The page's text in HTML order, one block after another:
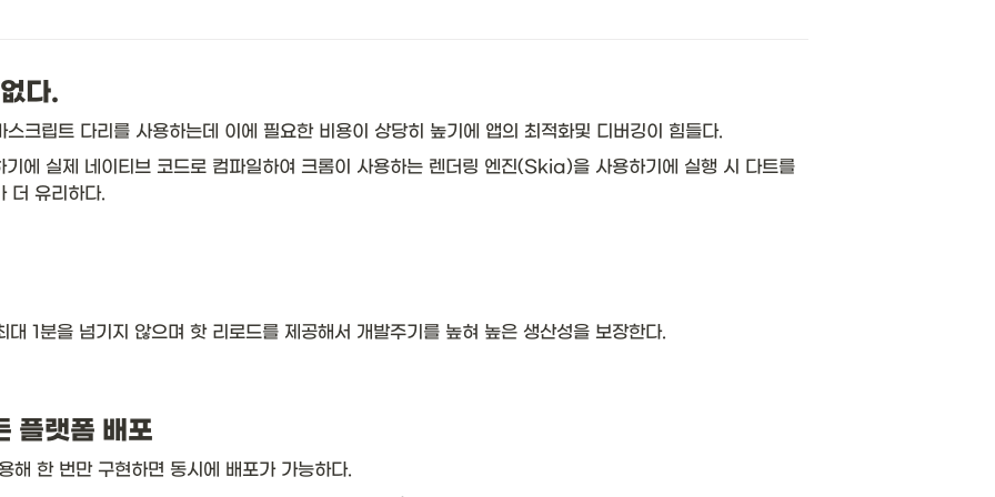
다.
크립트 다리를 사용하는데 이에 필요한 비용이 상당히 높기에 앱의 최적화및 디버깅이 힘들다.
에 실제 네이티브 코드로 컴파일하여 크롬이 사용하는 렌더링 엔진(Skia)을 사용하기에 실행 시 다트를
더 유리하다.
1분을 넘기지 않으며 핫 리로드를 제공해서 개발주기를 높혀 높은 생산성을 보장한다.
플랫폼 배포
해 한 번만 구현하면 동시에 배포가 가능하다.